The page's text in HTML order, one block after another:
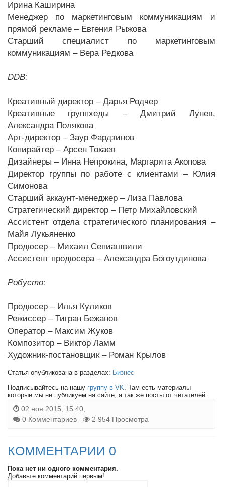
Ирина Каширина
Менеджер по маркетинговым коммуникациям и
прямой рекламе – Евгения Рыжова
Старший специалист по маркетинговым
коммуникациям – Вера Редкова
DDB:
Креативный директор – Дарья Родчер
Креативные группхеды – Дмитрий Лунев,
Александра Полякова
Арт-директор – Заур Фардзинов
Копирайтер – Арсен Токаев
Дизайнеры – Инна Непрокина, Маргарита Акопова
Директор группы по работе с клиентами – Юлия
Симонова
Старший аккаунт-менеджер – Лиза Павлова
Стратегический директор – Петр Михайловский
Ассистент отдела стратегического планирования –
Майя Лукьяненко
Продюсер – Михаил Сепиашвили
Ассистент продюсера – Александра Богоутдинова
Робусто:
Продюсер – Илья Куликов
Режиссер – Тигран Бежанов
Оператор – Максим Жуков
Композитор – Виктор Ламм
Художник-постановщик – Роман Крылов
Статья опубликована в разделах: Бизнес
Подписывайтесь на нашу группу в VK. Там есть материалы
которые мы не публикуем на сайте, а так же посты от читателей.
02 ноя 2015, 15:40,
0 Комментариев
2 954 Просмотра
КОММЕНТАРИИ 0
Пока нет ни одного комментария.
Добавьте комментарий первым!